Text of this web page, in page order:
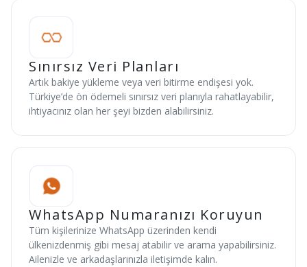
Sınırsız Veri Planları
Artık bakiye yükleme veya veri bitirme endişesi yok.
Türkiye’de ön ödemeli sınırsız veri planıyla rahatlayabilir,
ihtiyacınız olan her şeyi bizden alabilirsiniz.
WhatsApp Numaranızı Koruyun
Tüm kişilerinize WhatsApp üzerinden kendi
ülkenizdenmiş gibi mesaj atabilir ve arama yapabilirsiniz.
Ailenizle ve arkadaşlarınızla iletişimde kalın.